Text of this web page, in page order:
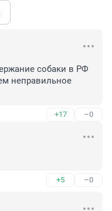
собаки в РФ
неправильное
+17 –0
+5 –0